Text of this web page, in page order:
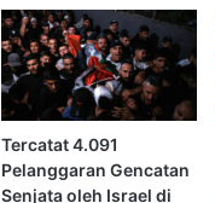
Tercatat 4.091
Pelanggaran Gencatan
Senjata oleh Israel di